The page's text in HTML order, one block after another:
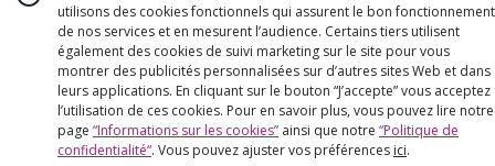
utilisons des cookies fonctionnels qui assurent le bon fonctionnement
de nos services et en mesurent l’audience. Certains tiers utilisent
également des cookies de suivi marketing sur le site pour vous
montrer des publicités personnalisées sur d’autres sites Web et dans
leurs applications. En cliquant sur le bouton “J’accepte” vous acceptez
l’utilisation de ces cookies. Pour en savoir plus, vous pouvez lire notre
page “Informations sur les cookies” ainsi que notre “Politique de
confidentialité“. Vous pouvez ajuster vos préférences ici.